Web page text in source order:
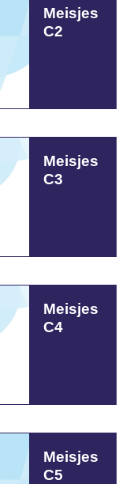
Meisjes
C2
Meisjes
C3
Meisjes
C4
Meisjes
C5